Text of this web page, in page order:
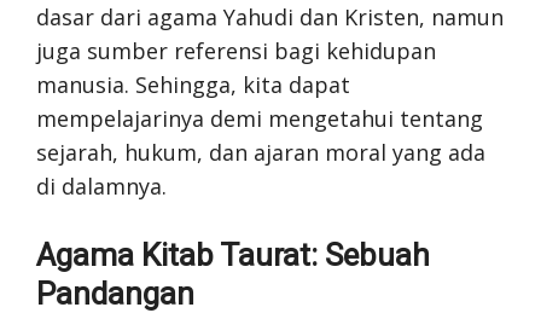
dasar dari agama Yahudi dan Kristen, namun
juga sumber referensi bagi kehidupan
manusia. Sehingga, kita dapat
mempelajarinya demi mengetahui tentang
sejarah, hukum, dan ajaran moral yang ada
di dalamnya.
Agama Kitab Taurat: Sebuah
Pandangan